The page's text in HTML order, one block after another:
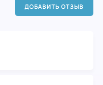
ДОБАВИТЬ ОТЗЫВ